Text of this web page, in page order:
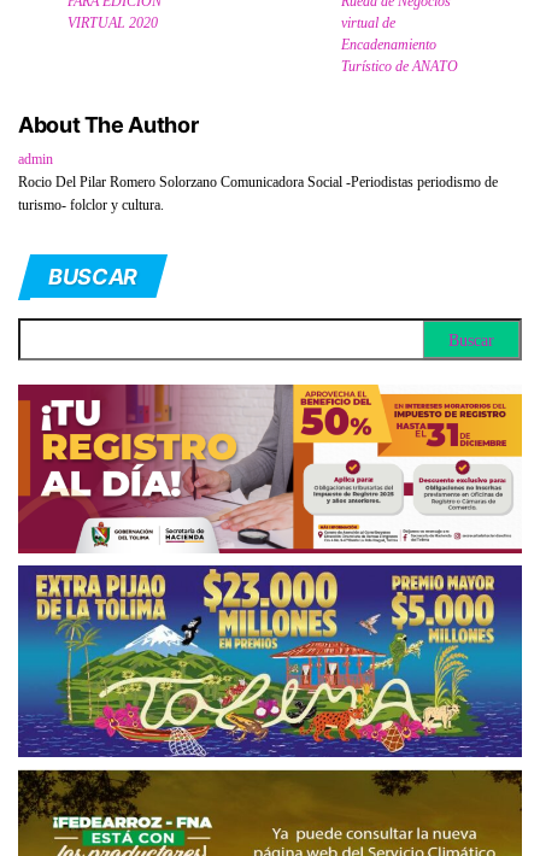
VIRTUAL 2020
virtual de
Encadenamiento
Turístico de ANATO
About The Author
admin
Rocio Del Pilar Romero Solorzano Comunicadora Social -Periodistas periodismo de
turismo- folclor y cultura.
BUSCAR